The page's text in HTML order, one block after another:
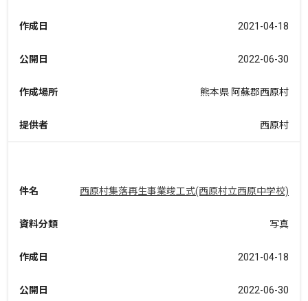
作成日 2021-04-18
公開日 2022-06-30
作成場所 熊本県 阿蘇郡西原村
提供者 西原村
件名 西原村集落再生事業竣工式(西原村立西原中学校)
資料分類 写真
作成日 2021-04-18
公開日 2022-06-30